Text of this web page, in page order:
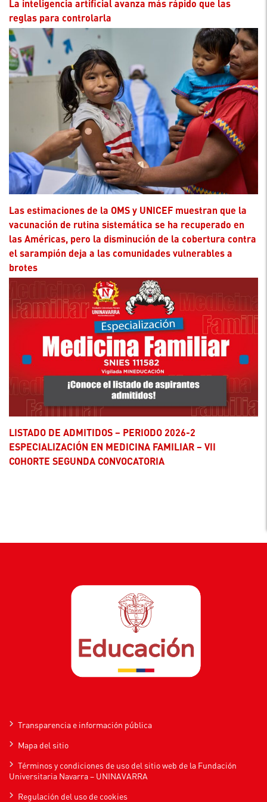
La inteligencia artificial avanza más rápido que las
reglas para controlarla
Las estimaciones de la OMS y UNICEF muestran que la
vacunación de rutina sistemática se ha recuperado en
las Américas, pero la disminución de la cobertura contra
el sarampión deja a las comunidades vulnerables a
brotes
LISTADO DE ADMITIDOS – PERIODO 2026-2
ESPECIALIZACIÓN EN MEDICINA FAMILIAR – VII
COHORTE SEGUNDA CONVOCATORIA
Transparencia e información pública
Mapa del sitio
Términos y condiciones de uso del sitio web de la Fundación
Universitaria Navarra – UNINAVARRA
Regulación del uso de cookies